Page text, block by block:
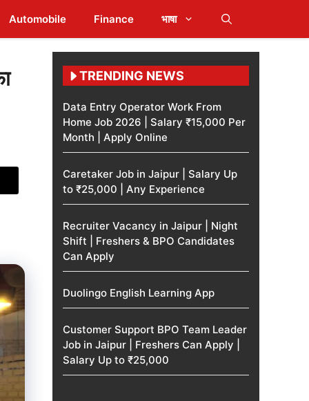
Automobile Finance भाषा
TRENDING NEWS
Data Entry Operator Work From
Home Job 2026 | Salary ₹15,000 Per
Month | Apply Online
Caretaker Job in Jaipur | Salary Up
to ₹25,000 | Any Experience
Recruiter Vacancy in Jaipur | Night
Shift | Freshers & BPO Candidates
Can Apply
Duolingo English Learning App
Customer Support BPO Team Leader
Job in Jaipur | Freshers Can Apply |
Salary Up to ₹25,000